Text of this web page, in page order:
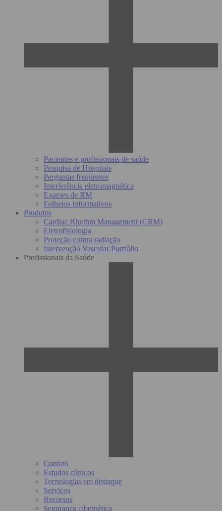
Pacientes e profissionais de saúde
Pesquisa de Hospitais
Perguntas frequentes
Interferência eletromagnética
Exames de RM
Folhetos informativos
Produtos
Cardiac Rhythm Management (CRM)
Eletrofisiologia
Proteção contra radiação
Intervenção Vascular Portfólio
Profissionais da Saúde
Contato
Estudos clínicos
Tecnologias em destaque
Serviços
Recursos
Segurança cibernética